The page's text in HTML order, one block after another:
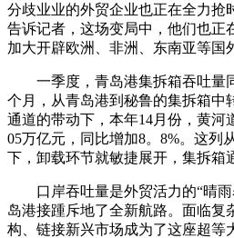
分歧业业的外贸企业也正在全力抢
告诉记者，这场变局中，他们也正
加大开辟欧洲、非洲、东南亚等国
一季度，青岛港集拆箱吞吐量
个月，从青岛港到秘鲁的集拆箱中
通道的带动下，本年14月份，黄河
05万亿元，同比增加8。8%。这列
下，卸载环节就敏捷展开，集拆箱
口岸吞吐量是外贸活力的“晴雨
岛港接踵斥地了全新航路。面临复
构、链接新兴市场成为了这座超等